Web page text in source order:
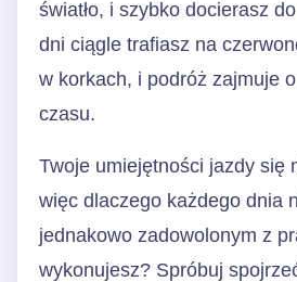
światło, i szybko docierasz
dni ciągle trafiasz na
w korkach, i podróż zajmuje
czasu.
Twoje umiejętności jazdy się
więc dlaczego każdego dnia
jednakowo zadowolonym z
wykonujesz? Spróbuj